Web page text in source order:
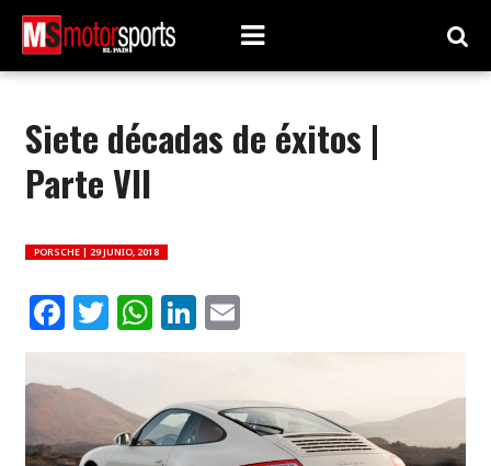
Siete décadas de éxitos |
Parte VII
PORSCHE | 29 JUNIO, 2018
Facebook
Twitter
WhatsApp
LinkedIn
Email